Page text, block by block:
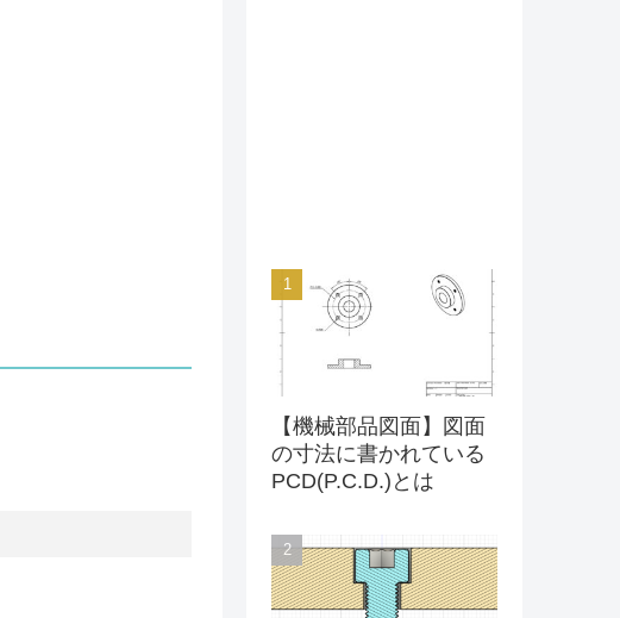
【機械部品図面】図面
の寸法に書かれている
PCD(P.C.D.)とは